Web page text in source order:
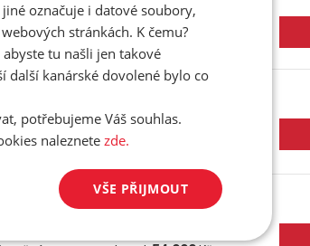
Konečná cena za osobu od:76 900
cena:43 800 Kč
cena za osobu od:
označuje i datové soubory,
stránkách. K čemu?
tu našli jen takové
další kanárské dovolené bylo co
potřebujeme Váš souhlas.
naleznete zde.
VŠE PŘIJMOUT